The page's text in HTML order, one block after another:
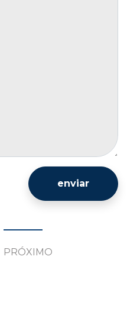
enviar
PRÓXIMO